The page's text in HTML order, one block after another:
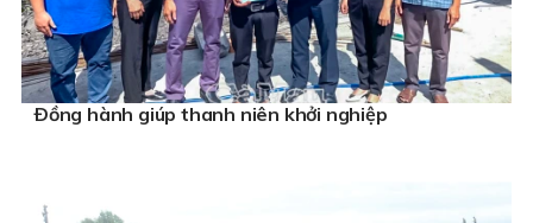
Ðồng hành giúp thanh niên khởi nghiệp